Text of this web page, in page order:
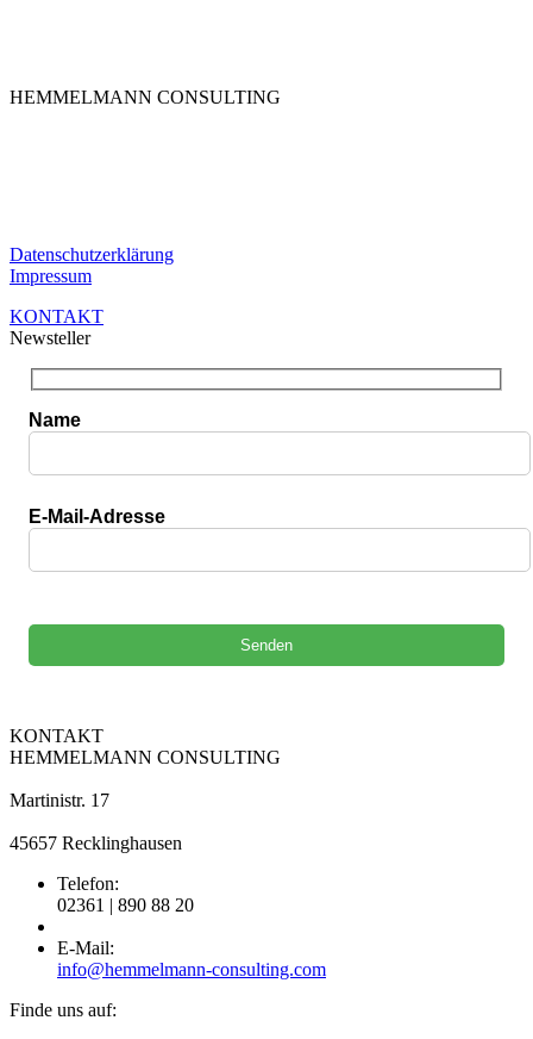
HEMMELMANN CONSULTING
Datenschutzerklärung
Impressum
KONTAKT
Newsteller
Name
E-Mail-Adresse
KONTAKT
HEMMELMANN CONSULTING
Martinistr. 17
45657 Recklinghausen
Telefon:
02361 | 890 88 20
E-Mail:
info@hemmelmann-consulting.com
Finde uns auf: